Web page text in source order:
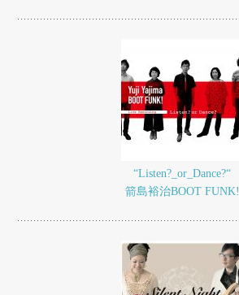
“Listen?_or_Dance?“
箭島裕治BOOT FUNK!